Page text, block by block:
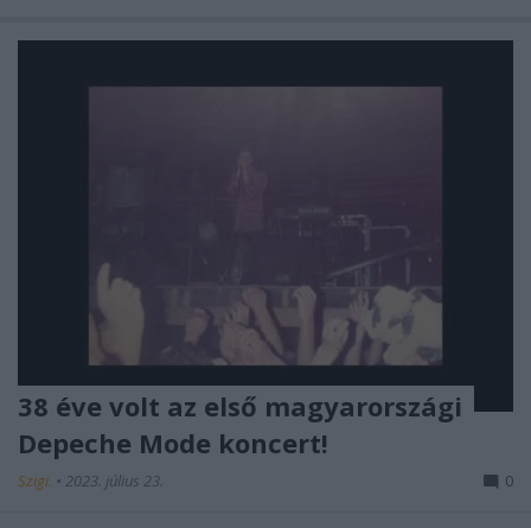
38 éve volt az első magyarországi
Depeche Mode koncert!
Szigi. • 2023. július 23. 0